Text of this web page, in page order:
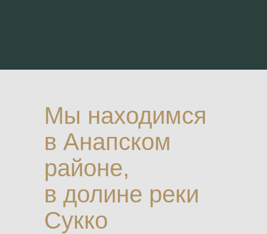
Мы находимся
в Анапском
районе,
в долине реки
Сукко